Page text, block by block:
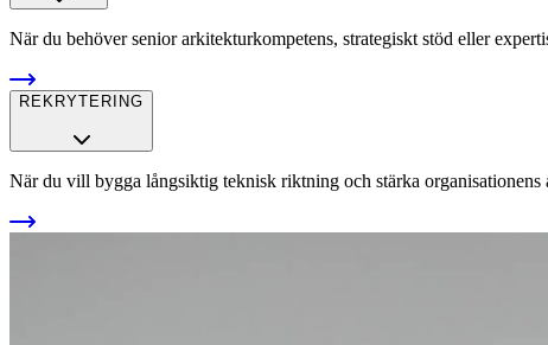
När du behöver senior arkitekturkompetens, strategiskt stöd eller
REKRYTERING
När du vill bygga långsiktig teknisk riktning och stärka